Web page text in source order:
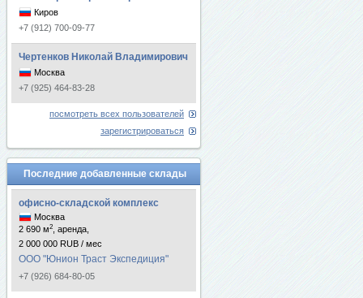
Киров
+7 (912) 700-09-77
Чертенков Николай Владимирович
Москва
+7 (925) 464-83-28
посмотреть всех пользователей
зарегистрироваться
Последние добавленные склады
офисно-складской комплекс
Москва
2 690 м2
, аренда,
2 000 000 RUB / мес
ООО "Юнион Траст Экспедиция"
+7 (926) 684-80-05